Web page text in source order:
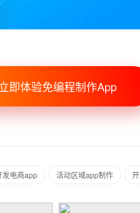
即体验免编程制作App
发电商app 活动区域app制作